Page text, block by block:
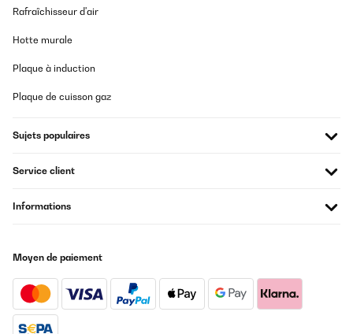
Rafraîchisseur d'air
Hotte murale
Plaque à induction
Plaque de cuisson gaz
Sujets populaires
Service client
Informations
Moyen de paiement